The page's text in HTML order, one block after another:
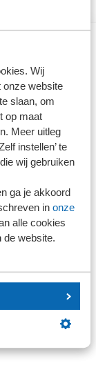
Wij
onze website
slaan, om
op maat
Meer uitleg
instellen’ te
wij gebruiken
ga je akkoord
in onze
alle cookies
de website.